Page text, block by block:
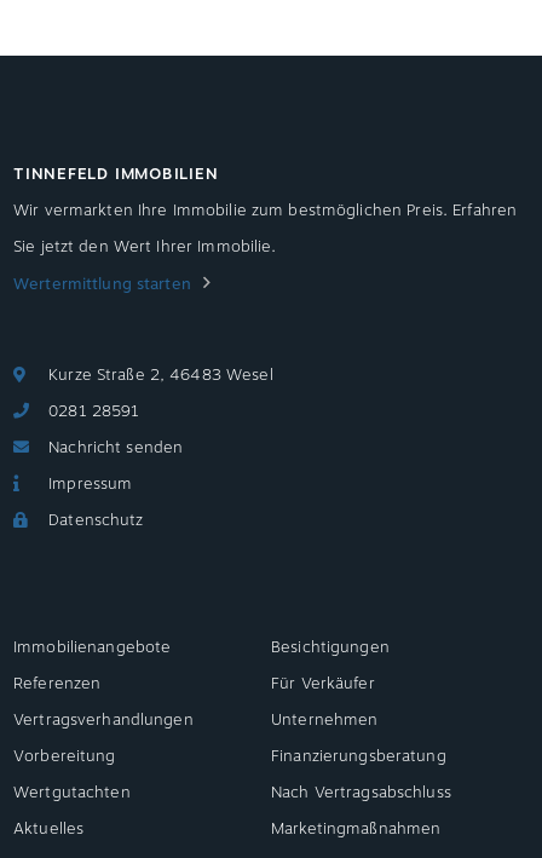
TINNEFELD IMMOBILIEN
Wir vermarkten Ihre Immobilie zum bestmöglichen Preis. Erfahren
Sie jetzt den Wert Ihrer Immobilie.
Wertermittlung starten
Kurze Straße 2, 46483 Wesel
0281 28591
Nachricht senden
Impressum
Datenschutz
Immobilienangebote
Besichtigungen
Referenzen
Für Verkäufer
Vertragsverhandlungen
Unternehmen
Vorbereitung
Finanzierungsberatung
Wertgutachten
Nach Vertragsabschluss
Aktuelles
Marketingmaßnahmen